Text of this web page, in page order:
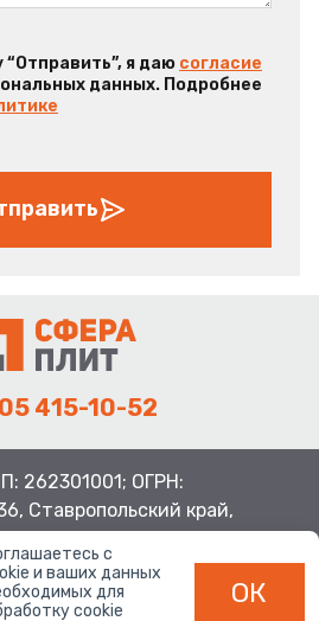
“Отправить”, я даю согласие
данных. Подробнее
415-10-52
262301001; ОГРН:
Ставропольский край,
с
и ваших данных
для
cookie
ОК